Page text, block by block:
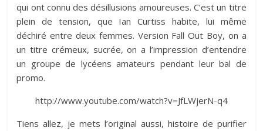
qui ont connu des désillusions amoureuses. C’est un titre
plein de tension, que Ian Curtiss habite, lui même
déchiré entre deux femmes. Version Fall Out Boy, on a
un titre crémeux, sucrée, on a l’impression d’entendre
un groupe de lycéens amateurs pendant leur bal de
promo.
http://www.youtube.com/watch?v=JfLWjerN-q4
Tiens allez, je mets l’original aussi, histoire de purifier